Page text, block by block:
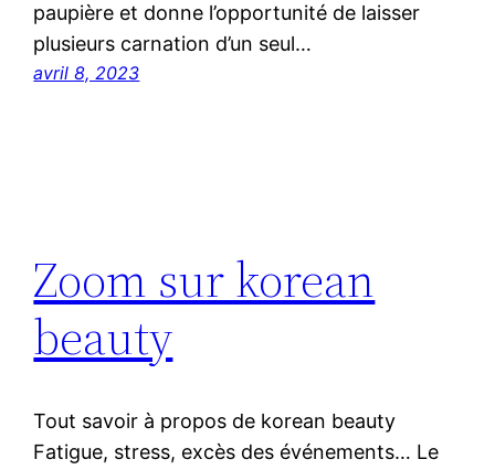
paupière et donne l’opportunité de laisser
plusieurs carnation d’un seul…
avril 8, 2023
Zoom sur korean
beauty
Tout savoir à propos de korean beauty
Fatigue, stress, excès des événements… Le